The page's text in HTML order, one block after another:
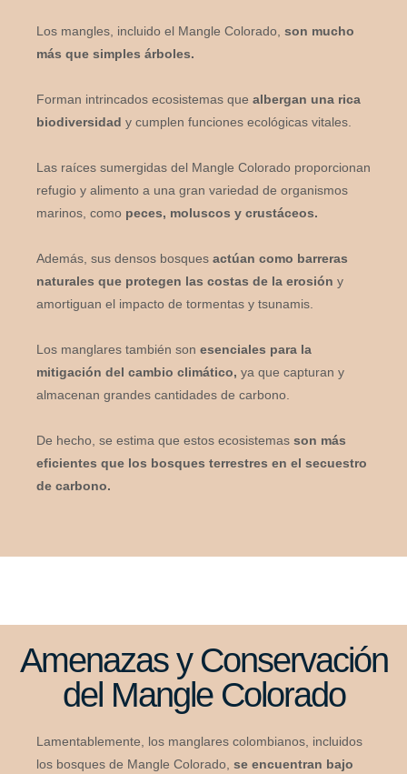
Los mangles, incluido el Mangle Colorado, son mucho
más que simples árboles.
Forman intrincados ecosistemas que albergan una rica
biodiversidad y cumplen funciones ecológicas vitales.
Las raíces sumergidas del Mangle Colorado proporcionan
refugio y alimento a una gran variedad de organismos
marinos, como peces, moluscos y crustáceos.
Además, sus densos bosques actúan como barreras
naturales que protegen las costas de la erosión y
amortiguan el impacto de tormentas y tsunamis.
Los manglares también son esenciales para la
mitigación del cambio climático, ya que capturan y
almacenan grandes cantidades de carbono.
De hecho, se estima que estos ecosistemas son más
eficientes que los bosques terrestres en el secuestro
de carbono.
Amenazas y Conservación
del Mangle Colorado
Lamentablemente, los manglares colombianos, incluidos
los bosques de Mangle Colorado, se encuentran bajo